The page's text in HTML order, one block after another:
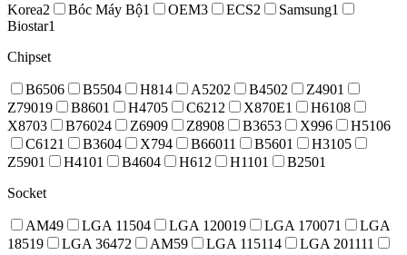
Korea2 Bóc Máy Bộ1 OEM3 ECS2 Samsung1
Biostar1
Chipset
B6506 B5504 H814 A5202 B4502 Z4901
Z79019 B8601 H4705 C621 2 X870E1 H6108
X8703 B76024 Z6909 Z8908 B3653 X996 H5106
C6121 B3604 X794 B66011 B5601 H3105
Z5901 H4101 B4604 H61 2 H1101 B2501
Socket
AM49 LGA 11504 LGA 120019 LGA 170071
LGA
18519 LGA 36472 AM59 LGA 115114 LGA 201111